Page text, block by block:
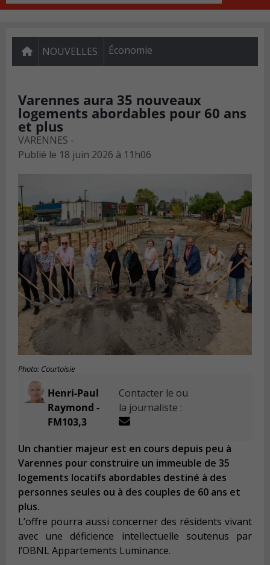
NOUVELLES Économie
Varennes aura 35 nouveaux
logements abordables pour 60 ans
et plus
VARENNES -
Publié le 18 juin 2026 à 11h06
Photo: Courtoisie
Henri-Paul
Raymond -
FM103,3
Contacter le ou
la journaliste :
Un chantier majeur est en cours depuis peu à
Varennes pour construire un immeuble de 35
logements locatifs abordables destiné à des
personnes seules ou à des couples de 60 ans et
plus.
L’offre pourra aussi concerner des résidents vivant
avec une déficience intellectuelle soutenus par
l’OBNL Appartements Luminance.